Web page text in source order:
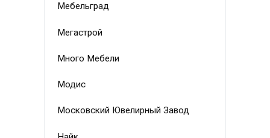
Мебельград
Мегастрой
Много Мебели
Модис
Московский Ювелирный Завод